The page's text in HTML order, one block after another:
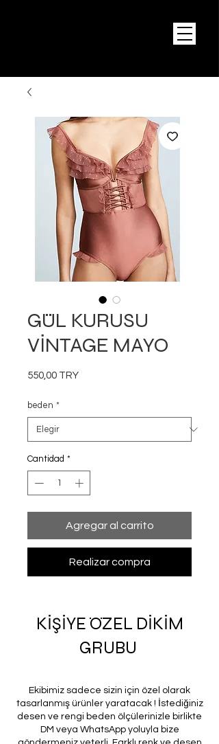
GÜL KURUSU
VİNTAGE MAYO
550,00 TRYPrecio
beden *
Cantidad *
Agregar al carrito
Realizar compra
KİŞİYE ÖZEL DİKİM
GRUBU
Ekibimiz sadece sizin için özel olarak
tasarlanmış ürünler yaratacak ! İstediğiniz
desen ve rengi beden ölçülerinizle birlikte
DM veya WhatsApp yoluyla bize